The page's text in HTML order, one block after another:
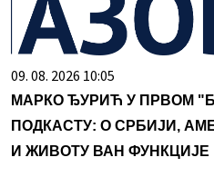
09. 08. 2026 10:05
МАРКО ЂУРИЋ У ПРВОМ
ПОДКАСТУ: О СРБИЈИ,
И ЖИВОТУ ВАН ФУНКЦИЈЕ